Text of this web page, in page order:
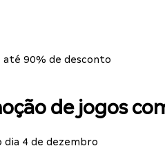
até 90% de desconto
de jogos
dia 4 de dezembro